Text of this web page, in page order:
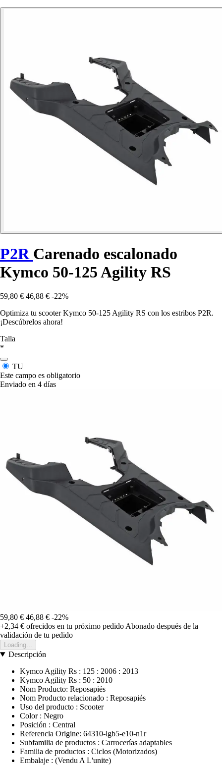
P2R Carenado escalonado
Kymco 50-125 Agility RS
59,80 € 46,88 € -22%
Optimiza tu scooter Kymco 50-125 Agility RS con los estribos P2R.
¡Descúbrelos ahora!
Talla
*
TU
Este campo es obligatorio
Enviado en 4 días
59,80 € 46,88 € -22%
+2,34 € ofrecidos en tu próximo pedido Abonado después de la
validación de tu pedido
Loading...
Descripción
Kymco Agility Rs : 125 : 2006 : 2013
Kymco Agility Rs : 50 : 2010
Nom Producto: Reposapiés
Nom Producto relacionado : Reposapiés
Uso del producto : Scooter
Color : Negro
Posición : Central
Referencia Origine: 64310-lgb5-e10-n1r
Subfamilia de productos : Carrocerías adaptables
Familia de productos : Ciclos (Motorizados)
Embalaje : (Vendu A L'unite)